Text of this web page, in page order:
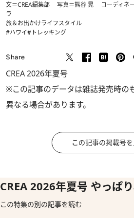
文＝CREA編集部 写真＝熊谷 晃 コーディネ
ラ
旅＆お出かけライフスタイル
#ハワイ#トレッキング
Share
CREA 2026年夏号
※この記事のデータは雑誌発売時の
異なる場合があります。
この記事の掲載号
CREA 2026年夏号 やっぱ
この特集の別の記事を読む